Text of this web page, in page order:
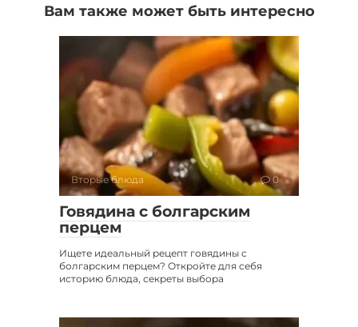
Вам также может быть интересно
Вторые блюда 0
Говядина с болгарским
перцем
Ищете идеальный рецепт говядины с
болгарским перцем? Откройте для себя
историю блюда, секреты выбора